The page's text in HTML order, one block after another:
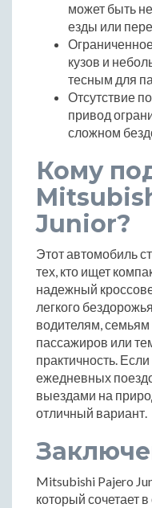
может быть
езды или
кузов и
тесным для
Отсутствие
привод
сложном
Кому
Junior?
Этот автомобиль
тех, кто ищет
надежный
легкого
водителям,
пассажиров или
практичность.
ежедневных
выездами на
отличный вариант.
Mitsubishi Pajero
который сочетает